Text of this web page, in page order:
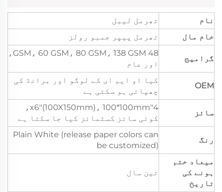
نام
تھرمل لیبل
خام مال
تھرمل پیپر جمبو رولز
گرامیج
48 GSM، 60 GSM، 80 GSM، 138 GSM،
اور عام
OEM
کیا او ایم ای کے لوگو اور برانڈ کی
چھپائی ہو سکتی ہے
سائز
4"x6"(100X150mm)، 100*100mm،
کوئی سائز کسٹمائز کیا جا سکتا ہے
رنگ
Plain White (release paper colors can
be customized)
میعاد ختم
ہونے کی
تاریخ
تین سال